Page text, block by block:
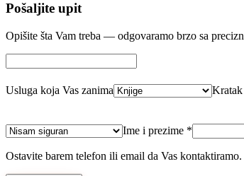
Pošaljite upit
Opišite šta Vam treba — odgovaramo brzo sa
Usluga koja Vas zanima Kratak
Ime i prezime *
Ostavite barem telefon ili email da Vas kontaktiramo.